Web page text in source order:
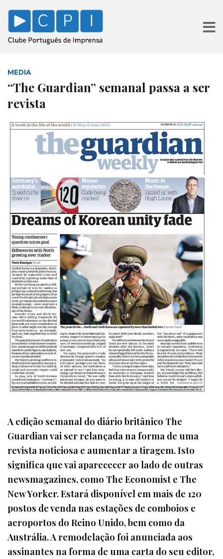
MEDIA
“The Guardian” semanal passa a ser
revista
A edição semanal do diário britânico The
Guardian vai ser relançada na forma de uma
revista noticiosa e aumentar a tiragem. Isto
significa que vai aparececer ao lado de outras
newsmagazines, como The Economist e The
New Yorker. Estará disponível em mais de 120
postos de venda nas estações de comboios e
aeroportos do Reino Unido, bem como da
Austrália. A remodelação foi anunciada aos
assinantes na forma de uma carta do seu editor,